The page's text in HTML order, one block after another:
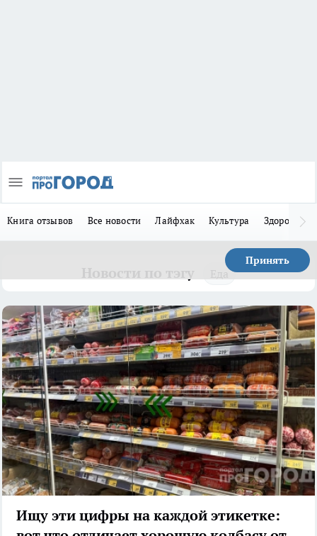
Книга отзывов Все новости Лайфхак Культура Здоровье
Принять
Ищу эти цифры на каждой этикетке: